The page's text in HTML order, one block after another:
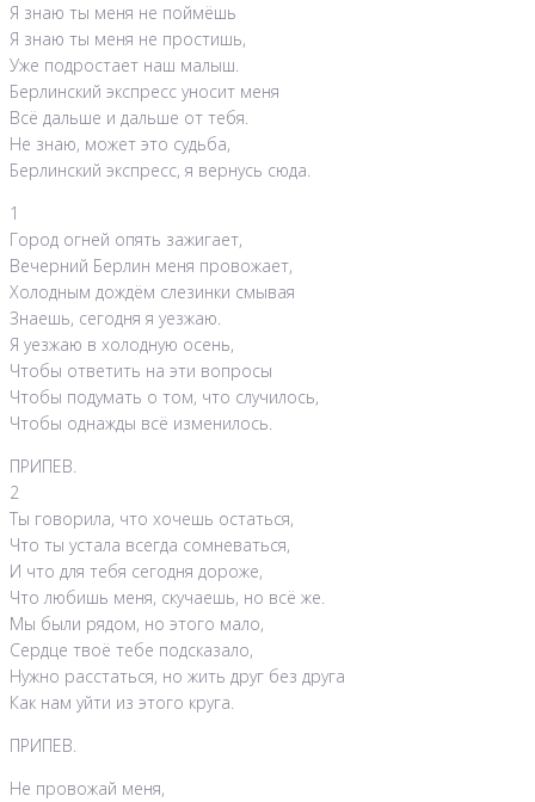
Я знаю ты меня не поймёшь
Я знаю ты меня не простишь,
Уже подростает наш малыш.
Берлинский экспресс уносит меня
Всё дальше и дальше от тебя.
Не знаю, может это судьба,
Берлинский экспресс, я вернусь сюда.
1
Город огней опять зажигает,
Вечерний Берлин меня провожает,
Холодным дождём слезинки смывая
Знаешь, сегодня я уезжаю.
Я уезжаю в холодную осень,
Чтобы ответить на эти вопросы
Чтобы подумать о том, что случилось,
Чтобы однажды всё изменилось.
ПРИПЕВ.
2
Ты говорила, что хочешь остаться,
Что ты устала всегда сомневаться,
И что для тебя сегодня дороже,
Что любишь меня, скучаешь, но всё же.
Мы были рядом, но этого мало,
Сердце твоё тебе подсказало,
Нужно расстаться, но жить друг без друга
Как нам уйти из этого круга.
ПРИПЕВ.
Не провожай меня,